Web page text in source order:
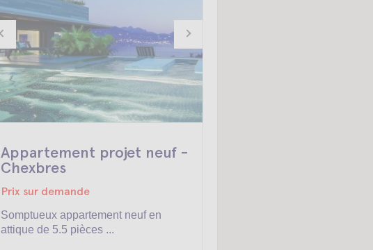
Appartement projet neuf -
Chexbres
Prix sur demande
Somptueux appartement neuf en
attique de 5.5 pièces ...